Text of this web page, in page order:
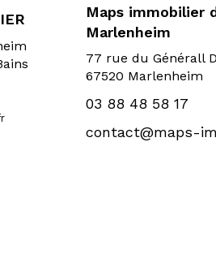
Maps immobilier
Marlenheim
77 rue du Générall
67520 Marlenheim
03 88 48 58 17
contact@maps-